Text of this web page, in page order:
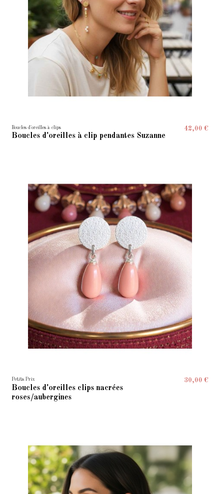
Boucles d'oreilles à clips
Boucles d'oreilles à clip pendantes Suzanne
42,00 €
Petits Prix
Boucles d'oreilles clips nacrées
roses/aubergines
30,00 €